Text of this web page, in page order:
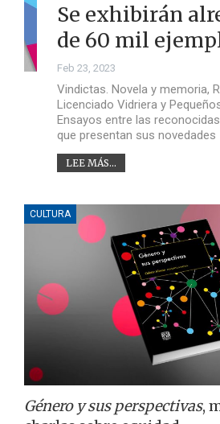
Se exhibirán
de 60 mil
Feb 23, 2023
Vindictas. Novela y memoria,
Licenciado Vidriera y
Ensayos entre las
que presentan sus novedades
LEE MÁS...
CULTURA
Género y sus perspectivas,